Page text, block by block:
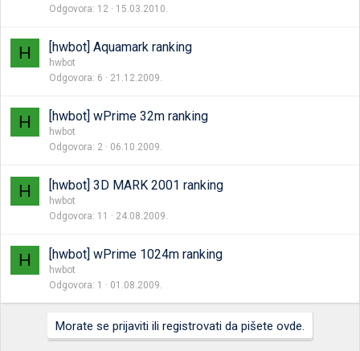
Odgovora 12 15.03.2010.
H [hwbot] Aquamark ranking
hwbot
Odgovora 6 21.12.2009.
H [hwbot] wPrime 32m ranking
hwbot
Odgovora 2 06.10.2009.
H [hwbot] 3D MARK 2001 ranking
hwbot
Odgovora 11 24.08.2009.
H [hwbot] wPrime 1024m ranking
hwbot
Odgovora 1 01.08.2009.
Morate se prijaviti ili registrovati da pišete ovde.